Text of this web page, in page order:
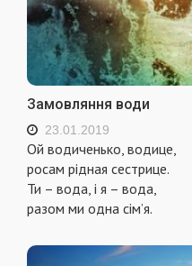
Замовляння води
23.01.2019
Ой водиченько, водице,
росам рідная сестрице.
Ти – вода, і я – вода,
разом ми одна сім’я.